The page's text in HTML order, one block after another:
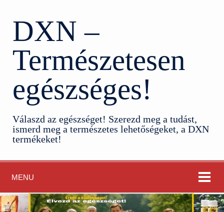
DXN –
Természetesen
egészséges!
Válaszd az egészséget! Szerezd meg a tudást,
ismerd meg a természetes lehetőségeket, a DXN
termékeket!
MENU